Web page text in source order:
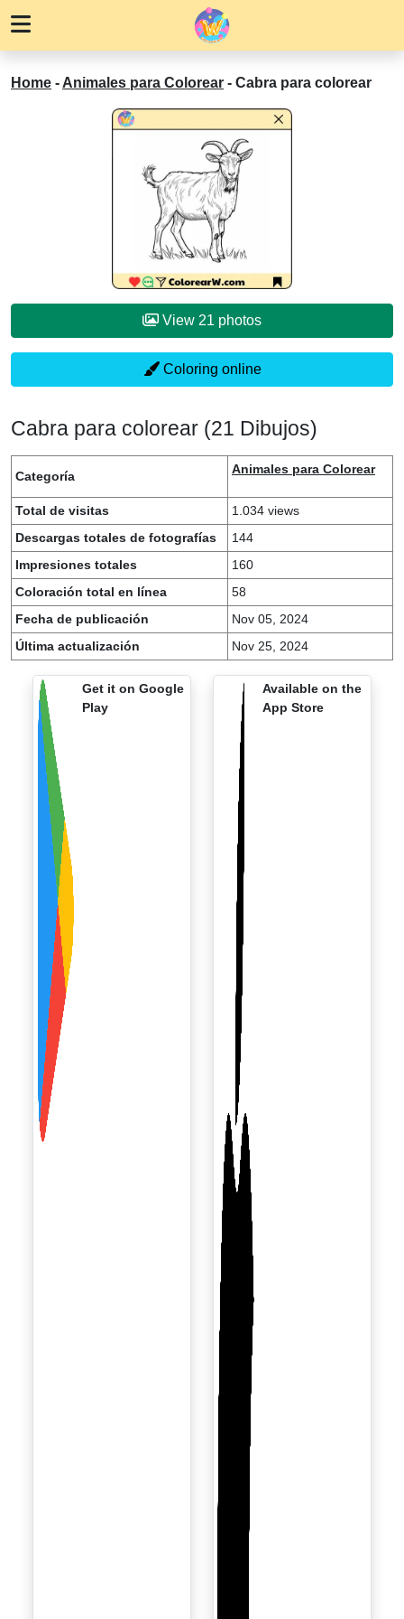
Home - Animales para Colorear - Cabra para colorear
View 21 photos
Coloring online
Cabra para colorear (21 Dibujos)
Categoría Animales para Colorear
Total de visitas
1.034 views
Descargas totales de fotografías
144
Impresiones totales
160
Coloración total en línea
58
Fecha de publicación
Nov 05, 2024
Última actualización
Nov 25, 2024
Get it on Google
Play
Available on the
App Store